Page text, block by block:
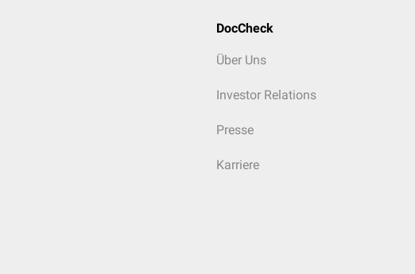
DocCheck
Über Uns
Investor Relations
Presse
Karriere